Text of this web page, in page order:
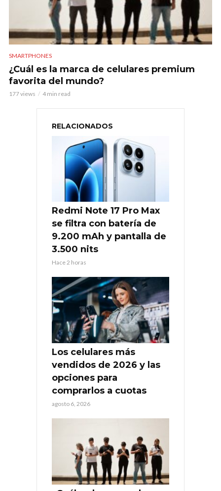
SMARTPHONES
¿Cuál es la marca de celulares premium
favorita del mundo?
177 views 4 min read
RELACIONADOS
Redmi Note 17 Pro Max
se filtra con batería de
9.200 mAh y pantalla de
3.500 nits
Hace 2 horas
Los celulares más
vendidos de 2026 y las
opciones para
comprarlos a cuotas
agosto 6, 2026